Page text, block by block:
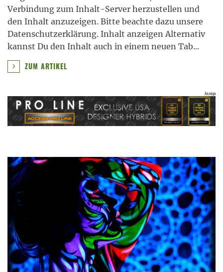
Verbindung zum Inhalt-Server herzustellen und
den Inhalt anzuzeigen. Bitte beachte dazu unsere
Datenschutzerklärung. Inhalt anzeigen Alternativ
kannst Du den Inhalt auch in einem neuen Tab...
ZUM ARTIKEL